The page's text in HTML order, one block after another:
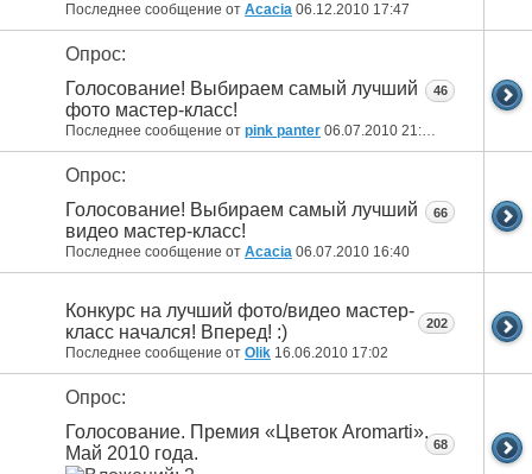
Последнее сообщение от Acacia 06.12.2010 17:47
Опрос:
Голосование! Выбираем самый лучший
фото мастер-класс!
Последнее сообщение от pink panter 06.07.2010 21:46
46
Опрос:
Голосование! Выбираем самый лучший
видео мастер-класс!
Последнее сообщение от Acacia 06.07.2010 16:40
66
Конкурс на лучший фото/видео мастер-
класс начался! Вперед! :)
Последнее сообщение от Olik 16.06.2010 17:02
202
Опрос:
Голосование. Премия «Цветок Aromarti».
Май 2010 года.
68